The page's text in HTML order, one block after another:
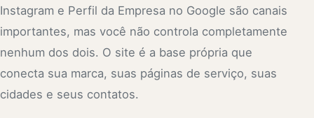
Instagram e Perfil da Empresa no Google são canais
importantes, mas você não controla completamente
nenhum dos dois. O site é a base própria que
conecta sua marca, suas páginas de serviço, suas
cidades e seus contatos.